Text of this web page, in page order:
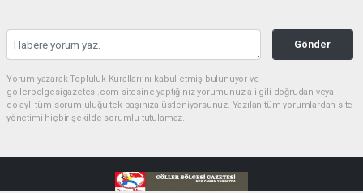
Gönder
Yorum yazarak Topluluk Kuralları’nı kabul etmiş bulunuyor ve
gollerbolgesigazetesi.com sitesine yaptığınız yorumunuzla ilgili doğrudan veya
dolaylı tüm sorumluluğu tek başınıza üstleniyorsunuz. Yazılan tüm yorumlardan site
yönetimi hiçbir şekilde sorumlu tutulamaz.